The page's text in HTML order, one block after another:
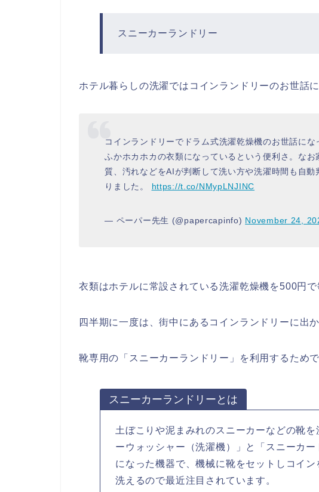
スニーカーランドリー
ホテル暮らしの洗濯ではコインランドリーのお世話に
コインランドリーでドラム式洗濯乾燥機のお世話に
ふかホカホカの衣類になっているという便利さ。な
質、汚れなどをAIが判断して洗い方や洗濯時間も自
りました。 https://t.co/NMypLNJINC
— ペーパー先生 (@papercapinfo) November 24,
衣類はホテルに常設されている洗濯乾燥機を500円で
四半期に一度は、街中にあるコインランドリーに出か
靴専用の「スニーカーランドリー」を利用するためで
スニーカーランドリーとは
土ぼこりや泥まみれのスニーカーなどの靴
ーウォッシャー（洗濯機）」と「スニーカ
になった機器で、機械に靴をセットしコイ
洗えるので最近注目されています。